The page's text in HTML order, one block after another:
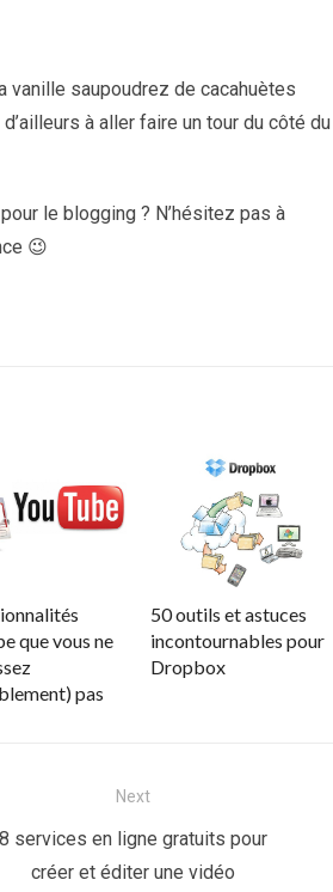
saupoudrez de cacahuètes
à aller faire un tour du côté du
le blogging ? N’hésitez pas à
😉
que vous ne
pas
50 outils et astuces
incontournables pour
Dropbox
Next
8 services en ligne gratuits pour
créer et éditer une vidéo